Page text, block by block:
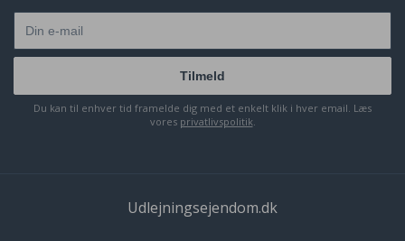
Tilmeld
Du kan til enhver tid framelde dig med et enkelt klik i hver email. Læs
vores privatlivspolitik
Udlejningsejendom.dk